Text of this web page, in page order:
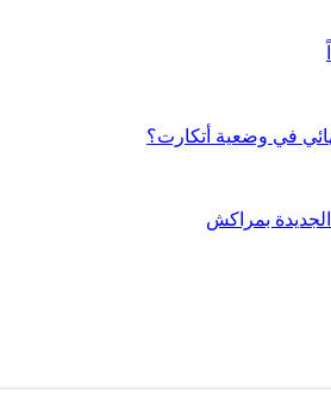
في وضعية أتكارت؟
بمراكش